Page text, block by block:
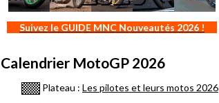
Suivez le GUIDE MNC Nouveautés 2026 !
Calendrier MotoGP 2026
Plateau : Les pilotes et leurs motos 2026